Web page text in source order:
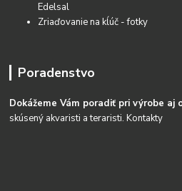
Edelsal
Zriaďovanie na kĺúč - fotky
Poradenstvo
Dokážeme Vám poradiť pri výrobe
skúsený akvaristi a teraristi.Kontakty